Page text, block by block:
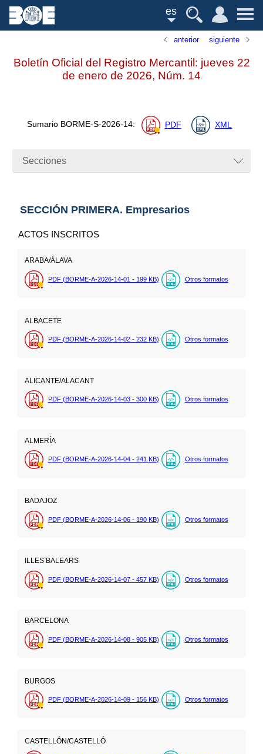
es
anterior siguiente
Boletín Oficial del Registro Mercantil: jueves 22
de enero de 2026, Núm. 14
Sumario BORME-S-2026-14: PDF XML
Secciones
SECCIÓN PRIMERA. Empresarios
ACTOS INSCRITOS
ARABA/ÁLAVA
PDF (BORME-A-2026-14-01 - 199 KB) Otros formatos
ALBACETE
PDF (BORME-A-2026-14-02 - 232 KB) Otros formatos
ALICANTE/ALACANT
PDF (BORME-A-2026-14-03 - 300 KB) Otros formatos
ALMERÍA
PDF (BORME-A-2026-14-04 - 241 KB) Otros formatos
BADAJOZ
PDF (BORME-A-2026-14-06 - 190 KB) Otros formatos
ILLES BALEARS
PDF (BORME-A-2026-14-07 - 457 KB) Otros formatos
BARCELONA
PDF (BORME-A-2026-14-08 - 905 KB) Otros formatos
BURGOS
PDF (BORME-A-2026-14-09 - 156 KB) Otros formatos
CASTELLÓN/CASTELLÓ